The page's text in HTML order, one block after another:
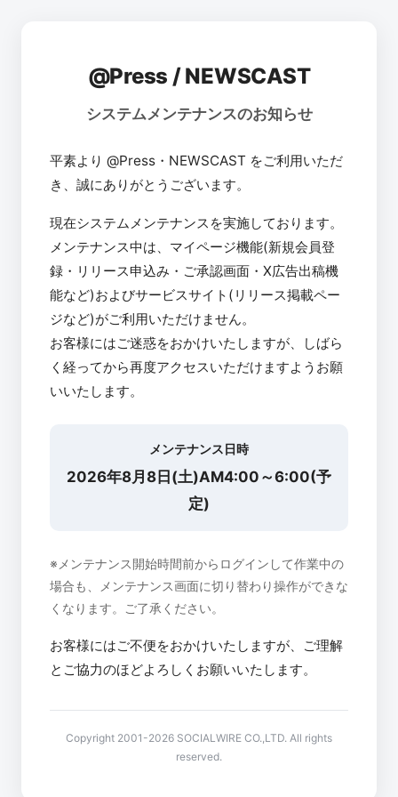
@Press / NEWSCAST
システムメンテナンスのお知らせ
平素より @Press・NEWSCAST をご利用いただ
き、誠にありがとうございます。
現在システムメンテナンスを実施しております。
メンテナンス中は、マイページ機能(新規会員登
録・リリース申込み・ご承認画面・X広告出稿機
能など)およびサービスサイト(リリース掲載ペー
ジなど)がご利用いただけません。
お客様にはご迷惑をおかけいたしますが、しばら
く経ってから再度アクセスいただけますようお願
いいたします。
メンテナンス日時
2026年8月8日(土)AM4:00～6:00(予
定)
※メンテナンス開始時間前からログインして作業中の
場合も、メンテナンス画面に切り替わり操作ができな
くなります。ご了承ください。
お客様にはご不便をおかけいたしますが、ご理解
とご協力のほどよろしくお願いいたします。
Copyright 2001-2026 SOCIALWIRE CO.,LTD. All rights
reserved.